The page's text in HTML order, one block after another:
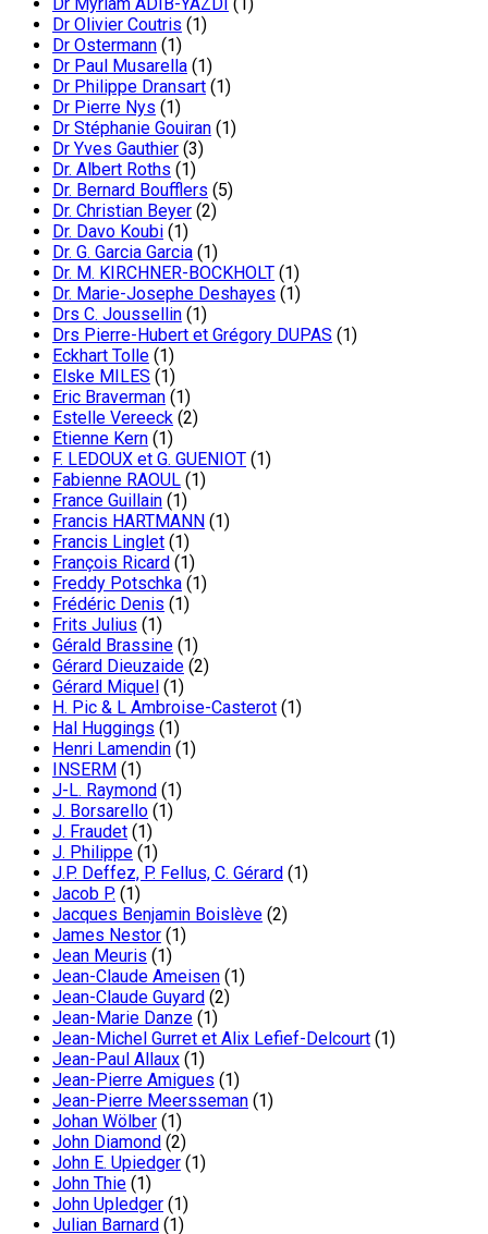
Dr Olivier Coutris (1)
Dr Ostermann (1)
Dr Paul Musarella (1)
Dr Philippe Dransart (1)
Dr Pierre Nys (1)
Dr Stéphanie Gouiran (1)
Dr Yves Gauthier (3)
Dr. Albert Roths (1)
Dr. Bernard Boufflers (5)
Dr. Christian Beyer (2)
Dr. Davo Koubi (1)
Dr. G. Garcia Garcia (1)
Dr. M. KIRCHNER-BOCKHOLT (1)
Dr. Marie-Josephe Deshayes (1)
Drs C. Joussellin (1)
Drs Pierre-Hubert et Grégory DUPAS (1)
Eckhart Tolle (1)
Elske MILES (1)
Eric Braverman (1)
Estelle Vereeck (2)
Etienne Kern (1)
F. LEDOUX et G. GUENIOT (1)
Fabienne RAOUL (1)
France Guillain (1)
Francis HARTMANN (1)
Francis Linglet (1)
François Ricard (1)
Freddy Potschka (1)
Frédéric Denis (1)
Frits Julius (1)
Gérald Brassine (1)
Gérard Dieuzaide (2)
Gérard Miquel (1)
H. Pic & L Ambroise-Casterot (1)
Hal Huggings (1)
Henri Lamendin (1)
INSERM (1)
J-L. Raymond (1)
J. Borsarello (1)
J. Fraudet (1)
J. Philippe (1)
J.P. Deffez, P. Fellus, C. Gérard (1)
Jacob P. (1)
Jacques Benjamin Boislève (2)
James Nestor (1)
Jean Meuris (1)
Jean-Claude Ameisen (1)
Jean-Claude Guyard (2)
Jean-Marie Danze (1)
Jean-Michel Gurret et Alix Lefief-Delcourt (1)
Jean-Paul Allaux (1)
Jean-Pierre Amigues (1)
Jean-Pierre Meersseman (1)
Johan Wölber (1)
John Diamond (2)
John E. Upiedger (1)
John Thie (1)
John Upledger (1)
Julian Barnard (1)